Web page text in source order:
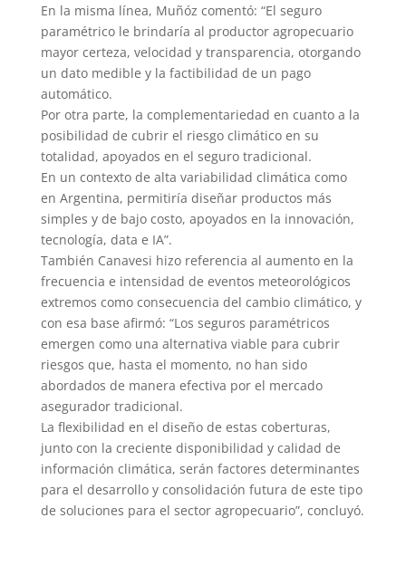
En la misma línea, Muñóz comentó: “El seguro
paramétrico le brindaría al productor agropecuario
mayor certeza, velocidad y transparencia, otorgando
un dato medible y la factibilidad de un pago
automático.
Por otra parte, la complementariedad en cuanto a la
posibilidad de cubrir el riesgo climático en su
totalidad, apoyados en el seguro tradicional.
En un contexto de alta variabilidad climática como
en Argentina, permitiría diseñar productos más
simples y de bajo costo, apoyados en la innovación,
tecnología, data e IA”.
También Canavesi hizo referencia al aumento en la
frecuencia e intensidad de eventos meteorológicos
extremos como consecuencia del cambio climático, y
con esa base afirmó: “Los seguros paramétricos
emergen como una alternativa viable para cubrir
riesgos que, hasta el momento, no han sido
abordados de manera efectiva por el mercado
asegurador tradicional.
La flexibilidad en el diseño de estas coberturas,
junto con la creciente disponibilidad y calidad de
información climática, serán factores determinantes
para el desarrollo y consolidación futura de este tipo
de soluciones para el sector agropecuario”, concluyó.